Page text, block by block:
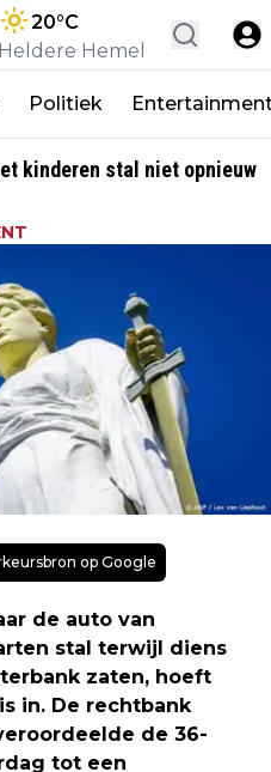
20°C
Heldere Hemel
Politiek
kinderen stal niet opnieuw
op Google
de auto van
stal terwijl diens
zaten, hoeft
in. De rechtbank
de 36-
tot een